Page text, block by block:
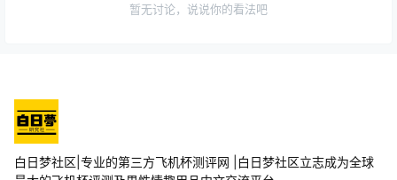
暂无讨论，说说你的看法吧
白日梦社区|专业的第三方飞机杯测评网 |白日梦社区立志成为全球